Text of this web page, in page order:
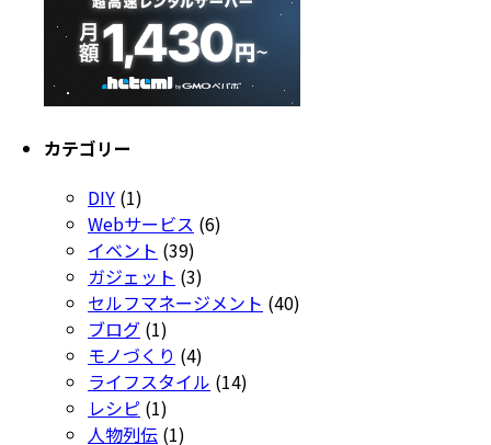
カテゴリー
DIY (1)
Webサービス (6)
イベント (39)
ガジェット (3)
セルフマネージメント (40)
ブログ (1)
モノづくり (4)
ライフスタイル (14)
レシピ (1)
人物列伝 (1)